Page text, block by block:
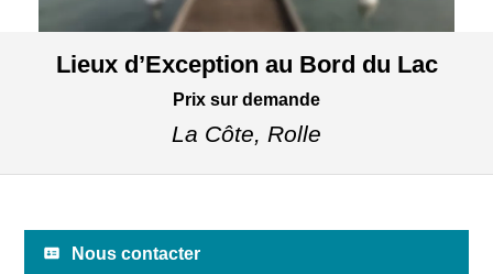
Lieux d’Exception au Bord du Lac
Prix sur demande
La Côte, Rolle
Nous contacter